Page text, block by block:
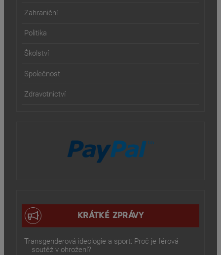
Zahraniční
Politika
Školství
Společnost
Zdravotnictví
KRÁTKÉ ZPRÁVY
Transgenderová ideologie a sport: Proč je férová
soutěž v ohrožení?